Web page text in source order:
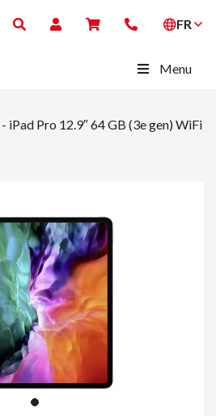
FR
Menu
- iPad Pro 12.9″ 64 GB (3e gen) WiFi